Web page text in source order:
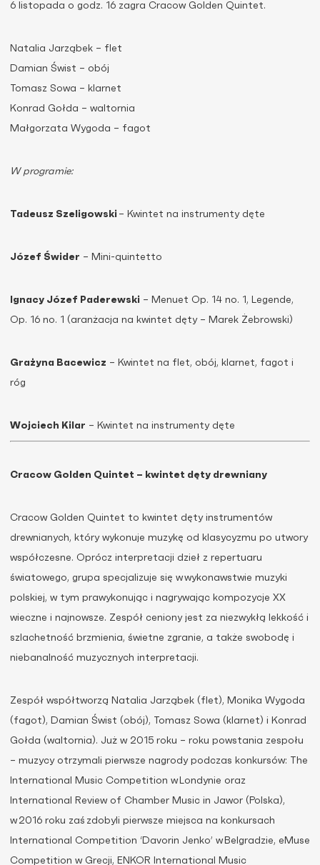
6 listopada o godz. 16 zagra Cracow Golden Quintet.
Natalia Jarząbek – flet
Damian Świst – obój
Tomasz Sowa – klarnet
Konrad Gołda – waltornia
Małgorzata Wygoda – fagot
W programie:
Tadeusz Szeligowski – Kwintet na instrumenty dęte
Józef Świder – Mini-quintetto
Ignacy Józef Paderewski – Menuet Op. 14 no. 1, Legende,
Op. 16 no. 1 (aranżacja na kwintet dęty – Marek Żebrowski)
Grażyna Bacewicz – Kwintet na flet, obój, klarnet, fagot i
róg
Wojciech Kilar – Kwintet na instrumenty dęte
Cracow Golden Quintet – kwintet dęty drewniany
Cracow Golden Quintet to kwintet dęty instrumentów
drewnianych, który wykonuje muzykę od klasycyzmu po utwory
współczesne. Oprócz interpretacji dzieł z repertuaru
światowego, grupa specjalizuje się w wykonawstwie muzyki
polskiej, w tym prawykonując i nagrywając kompozycje XX
wieczne i najnowsze. Zespół ceniony jest za niezwykłą lekkość i
szlachetność brzmienia, świetne zgranie, a także swobodę i
niebanalność muzycznych interpretacji.
Zespół współtworzą Natalia Jarząbek (flet), Monika Wygoda
(fagot), Damian Świst (obój), Tomasz Sowa (klarnet) i Konrad
Gołda (waltornia). Już w 2015 roku – roku powstania zespołu
– muzycy otrzymali pierwsze nagrody podczas konkursów: The
International Music Competition w Londynie oraz
International Review of Chamber Music in Jawor (Polska),
w 2016 roku zaś zdobyli pierwsze miejsca na konkursach
International Competition ‘Davorin Jenko’ w Belgradzie, eMuse
Competition w Grecji, ENKOR International Music